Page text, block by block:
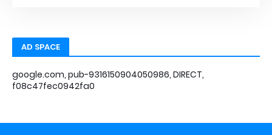
AD SPACE
google.com, pub-9316150904050986, DIRECT,
f08c47fec0942fa0